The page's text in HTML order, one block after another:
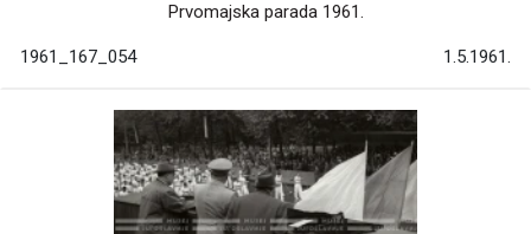
Prvomajska parada 1961.
1961_167_054 1.5.1961.